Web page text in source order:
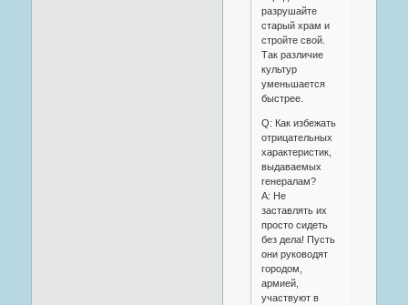
разрушайте
старый храм и
стройте свой.
Так различие
культур
уменьшается
быстрее.
Q: Как избежать
отрицательных
характеристик,
выдаваемых
генералам?
A: Не
заставлять их
просто сидеть
без дела! Пусть
они руководят
городом,
армией,
участвуют в